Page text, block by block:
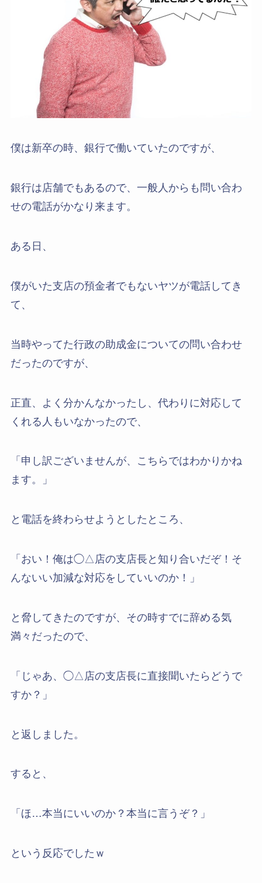
僕は新卒の時、銀行で働いていたのですが、
銀行は店舗でもあるので、一般人からも問い合わ
せの電話がかなり来ます。
ある日、
僕がいた支店の預金者でもないヤツが電話してき
て、
当時やってた行政の助成金についての問い合わせ
だったのですが、
正直、よく分かんなかったし、代わりに対応して
くれる人もいなかったので、
「申し訳ございませんが、こちらではわかりかね
ます。」
と電話を終わらせようとしたところ、
「おい！俺は◯△店の支店長と知り合いだぞ！そ
んないい加減な対応をしていいのか！」
と脅してきたのですが、その時すでに辞める気
満々だったので、
「じゃあ、◯△店の支店長に直接聞いたらどうで
すか？」
と返しました。
すると、
「ほ…本当にいいのか？本当に言うぞ？」
という反応でしたｗ